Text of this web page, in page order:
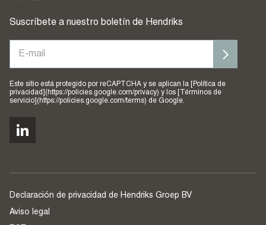
Suscríbete a nuestro boletín de Hendriks
Este sitio está protegido por reCAPTCHA y se aplican la [Política de
privacidad](https://policies.google.com/privacy) y los [Términos de
servicio](https://policies.google.com/terms) de Google.
Declaración de privacidad de Hendriks Groep BV
Aviso legal